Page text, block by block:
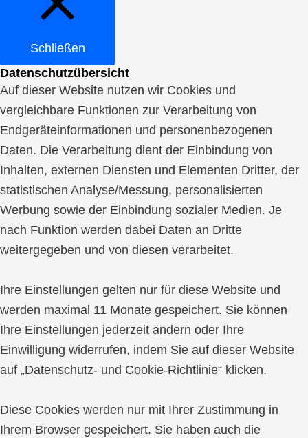
Schließen
Datenschutzübersicht
Auf dieser Website nutzen wir Cookies und
vergleichbare Funktionen zur Verarbeitung von
Endgeräteinformationen und personenbezogenen
Daten. Die Verarbeitung dient der Einbindung von
Inhalten, externen Diensten und Elementen Dritter, der
statistischen Analyse/Messung, personalisierten
Werbung sowie der Einbindung sozialer Medien. Je
nach Funktion werden dabei Daten an Dritte
weitergegeben und von diesen verarbeitet.
Ihre Einstellungen gelten nur für diese Website und
werden maximal 11 Monate gespeichert. Sie können
Ihre Einstellungen jederzeit ändern oder Ihre
Einwilligung widerrufen, indem Sie auf dieser Website
auf „Datenschutz- und Cookie-Richtlinie“ klicken.
Diese Cookies werden nur mit Ihrer Zustimmung in
Ihrem Browser gespeichert. Sie haben auch die